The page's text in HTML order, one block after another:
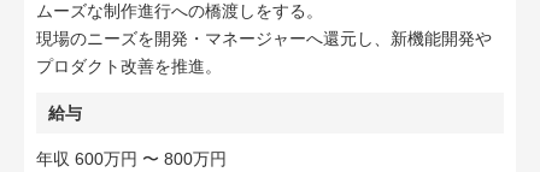
ムーズな制作進行への橋渡しをする。
現場のニーズを開発・マネージャーへ還元し、新機能開発や
プロダクト改善を推進。
給与
年収 600万円 〜 800万円